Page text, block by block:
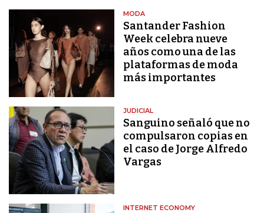
MODA
Santander Fashion
Week celebra nueve
años como una de las
plataformas de moda
más importantes
JUDICIAL
Sanguino señaló que no
compulsaron copias en
el caso de Jorge Alfredo
Vargas
INTERNET ECONOMY